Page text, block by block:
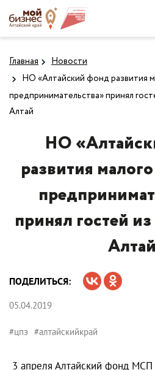
Главная
Новости
НО «Алтайский фонд развития
предпринимательства» принял
Алтай
НО
развития
принял гостей
Алтай
ПОДЕЛИТЬСЯ:
05.04.2019
#цпэ #алтайскийкрай
3 апреля Алтайский фонд МСП